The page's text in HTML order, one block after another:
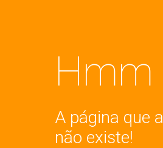
Hmm
A página que
não existe!